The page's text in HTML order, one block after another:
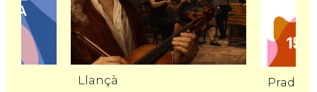
Llançà Prada